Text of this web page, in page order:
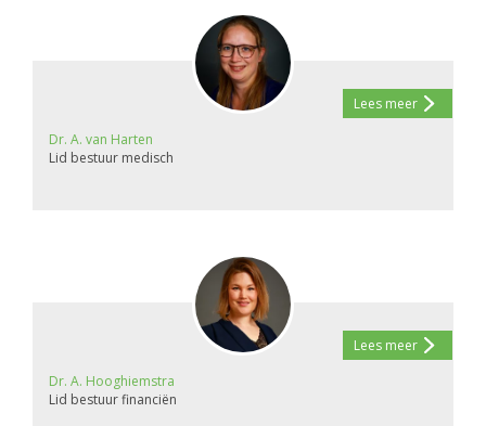
Dr. A. van Harten
Lid bestuur medisch
Lees meer
Dr. A. Hooghiemstra
Lid bestuur financiën
Lees meer